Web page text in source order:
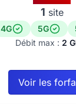
1 site
4G 5G
Débit max : 2
Voir les